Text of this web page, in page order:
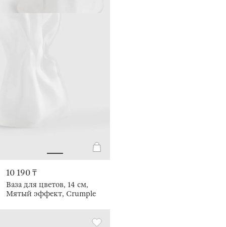
10 190 ₸
Ваза для цветов, 14 см,
Мятый эффект, Crumple